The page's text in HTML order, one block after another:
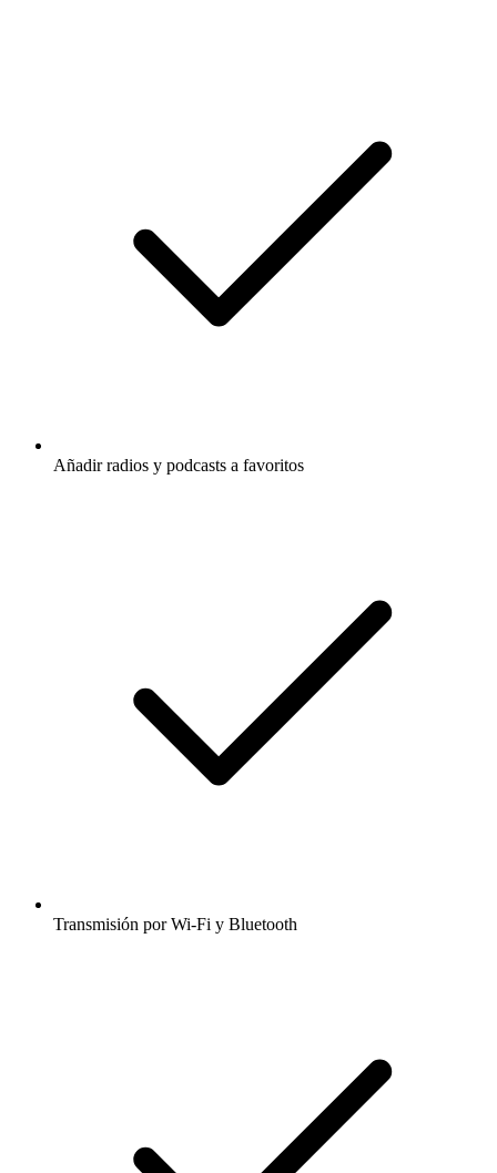
Añadir radios y podcasts a favoritos
Transmisión por Wi-Fi y Bluetooth